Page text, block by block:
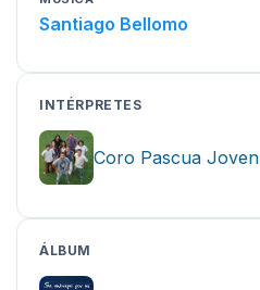
Santiago Bellomo
INTÉRPRETES
Coro Pascua Joven
ÁLBUM